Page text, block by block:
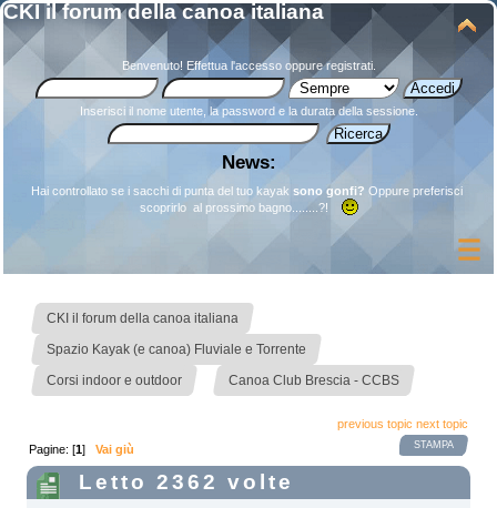
CKI il forum della canoa italiana
Benvenuto! Effettua l'accessooppureregistrati.
Inserisci il nome utente, la password e la durata della sessione.
News:
Hai controllato se i sacchi di punta del tuo kayak sono gonfi? Oppure preferisci
scoprirlo al prossimo bagno........?!
CKI il forum della canoa italiana
Spazio Kayak (e canoa) Fluviale e Torrente
Corsi indoor e outdoor Canoa Club Brescia - CCBS
previous topic next topic
STAMPA
Pagine: [1]Vai giù
Letto 2362 volte